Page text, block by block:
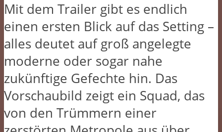
Mit dem Trailer gibt es endlich
einen ersten Blick auf das Setting –
alles deutet auf groß angelegte
moderne oder sogar nahe
zukünftige Gefechte hin. Das
Vorschaubild zeigt ein Squad, das
von den Trümmern einer